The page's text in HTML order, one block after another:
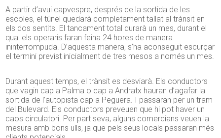
A partir d’avui capvespre, després de la sortida de les
escoles, el túnel quedarà completament tallat al trànsit en
els dos sentits. El tancament total durarà un mes, durant el
qual els operaris faran feina 24 hores de manera
ininterrompuda. D’aquesta manera, s’ha aconseguit escurçar
el termini previst inicialment de tres mesos a només un mes.
Durant aquest temps, el trànsit es desviarà. Els conductors
que vagin cap a Palma o cap a Andratx hauran d’agafar la
sortida de l’autopista cap a Peguera. I passaran per un tram
del Bulevard. Els conductors preveuen que hi pot haver un
caos circulatori. Per part seva, alguns comercians veuen la
mesura amb bons ulls, ja que pels seus locals passaran més